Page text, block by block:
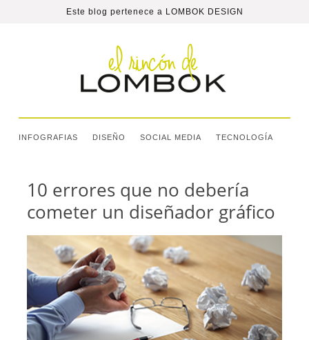
Este blog pertenece a LOMBOK DESIGN
INFOGRAFIAS DISEÑO SOCIAL MEDIA TECNOLOGÍA
10 errores que no debería
cometer un diseñador gráfico